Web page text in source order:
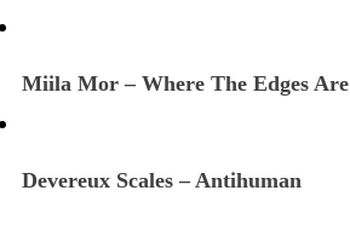
Miila Mor – Where The Edges Are
Devereux Scales – Antihuman